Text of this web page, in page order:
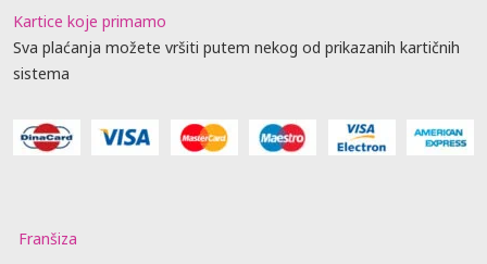
Kartice koje primamo
Sva plaćanja možete vršiti putem nekog od prikazanih kartičnih
sistema
Franšiza